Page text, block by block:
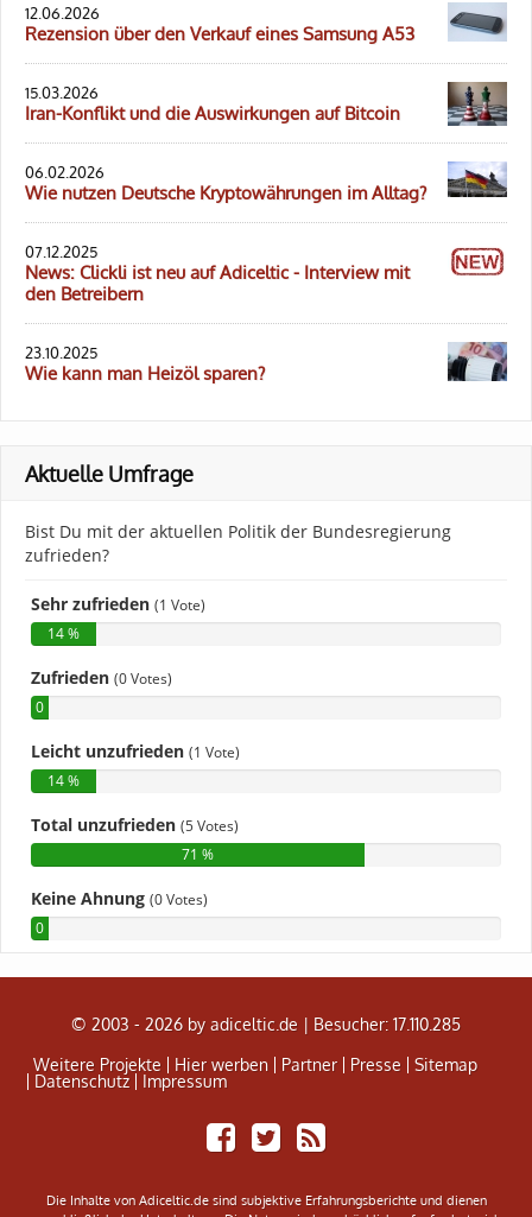
12.06.2026
Rezension über den Verkauf eines Samsung A53
15.03.2026
Iran-Konflikt und die Auswirkungen auf Bitcoin
06.02.2026
Wie nutzen Deutsche Kryptowährungen im Alltag?
07.12.2025
News: Clickli ist neu auf Adiceltic - Interview mit
den Betreibern
23.10.2025
Wie kann man Heizöl sparen?
Aktuelle Umfrage
© 2003 - 2026 by adiceltic.de | Besucher: 17.110.285
Weitere Projekte
Hier werben Partner Presse
Sitemap
Datenschutz
Impressum
Share
on
TweetAdiceltic
RSS
Die Inhalte von Adiceltic.de sind subjektive Erfahrungsberichte und dienen